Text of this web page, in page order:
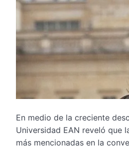
En medio de la creciente
Universidad EAN reveló que
más mencionadas en la